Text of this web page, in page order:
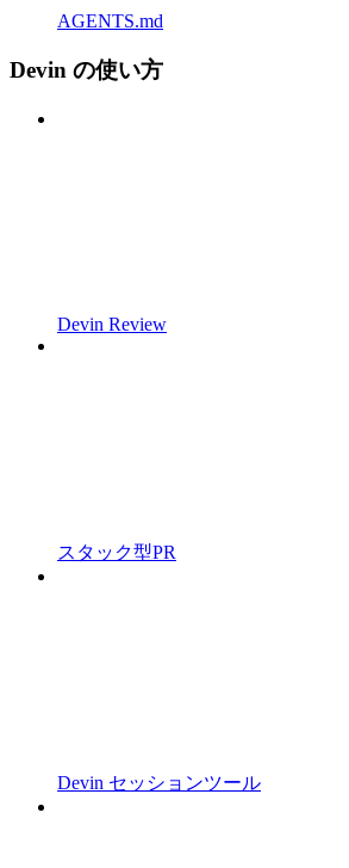
AGENTS.md
Devin の使い方
Devin Review
スタック型PR
Devin セッションツール